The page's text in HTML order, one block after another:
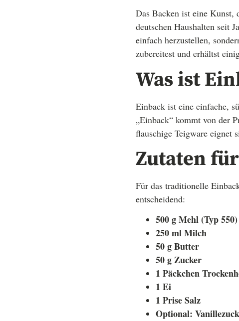
Das Backen ist eine Kunst,
deutschen Haushalten seit
einfach herzustellen,
zubereitest und erhältst
Was ist
Einback ist eine einfache,
„Einback“ kommt von der
flauschige Teigware eignet
Zutaten
Für das traditionelle
entscheidend:
500 g Mehl (Typ 550)
250 ml Milch
50 g Butter
50 g Zucker
1 Päckchen
1 Ei
1 Prise Salz
Optional: